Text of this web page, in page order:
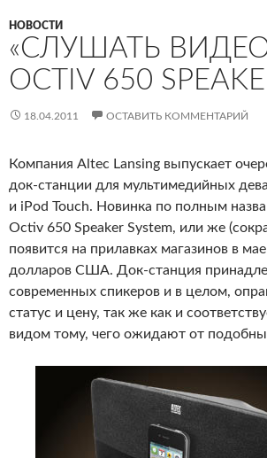
НОВОСТИ
«СЛУШАТЬ
OCTIV 650
18.04.2011 ОСТАВИТЬ КОММЕНТАРИЙ
Компания Altec Lansing выпускает
док-станции для мультимедийных
и iPod Touch. Новинка по полным
Octiv 650 Speaker System, или же
появится на прилавках магазинов в
долларов США. Док-станция
современных спикеров и в целом,
статус и цену, так же как и
видом тому, чего ожидают от